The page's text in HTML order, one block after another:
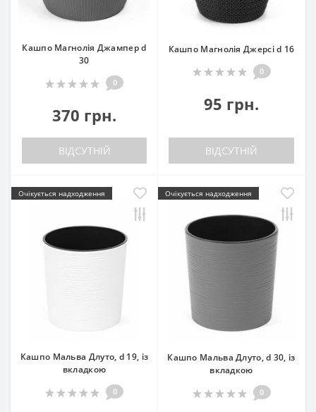
Кашпо Магнолія Джампер d
30
0
370 грн.
ВІДСУТНІЙ
Кашпо Магнолія Джерсі d 16
0
95 грн.
ВІДСУТНІЙ
Очікується надходження
Кашпо Мальва Длуто, d 19, із
вкладкою
0
Очікується надходження
Кашпо Мальва Длуто, d 30, із
вкладкою
0